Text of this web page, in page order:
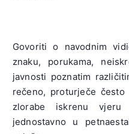
Govoriti o navodnim
znaku, porukama,
javnosti poznatim
rečeno, proturječe
zlorabe iskrenu
jednostavno u